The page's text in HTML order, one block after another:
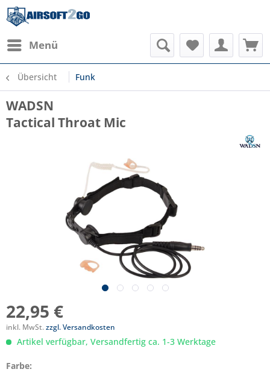
Menü
Übersicht Funk
WADSN
Tactical Throat Mic
22,95 €
inkl. MwSt.zzgl. Versandkosten
Artikel verfügbar, Versandfertig ca. 1-3 Werktage
Farbe: